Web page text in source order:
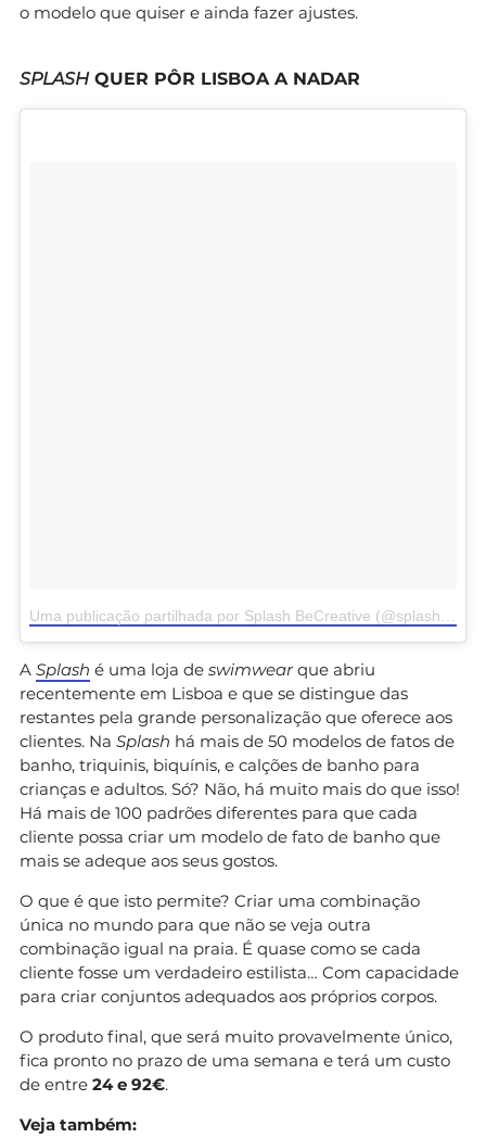
o modelo que quiser e ainda fazer ajustes.
SPLASHQUER PÔR LISBOA A NADAR
A Splash é uma loja de swimwearque abriu
recentemente em Lisboa e que se distingue das
restantes pela grande personalização que oferece aos
clientes. Na Splash há mais de 50 modelos de fatos de
banho, triquinis, biquínis, e calções de banho para
crianças e adultos. Só? Não, há muito mais do que isso!
Há mais de 100 padrões diferentes para que cada
cliente possa criar um modelo de fato de banho que
mais se adeque aos seus gostos.
O que é que isto permite? Criar uma combinação
única no mundo para que não se veja outra
combinação igual na praia. É quase como se cada
cliente fosse um verdadeiro estilista… Com capacidade
para criar conjuntos adequados aos próprios corpos.
O produto final, que será muito provavelmente único,
fica pronto no prazo de uma semana e terá um custo
de entre 24 e 92€.
Veja também: